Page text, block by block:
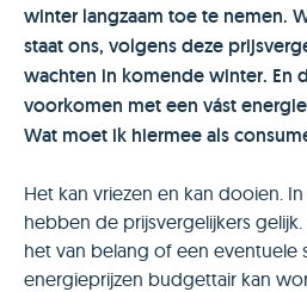
winter langzaam toe te nemen.
staat ons, volgens deze
wachten in komende winter. En
voorkomen met een vást
Wat moet ik hiermee als
Het kan vriezen en kan dooien.
hebben de prijsvergelijkers
het van belang of een eventuele
energieprijzen budgettair kan